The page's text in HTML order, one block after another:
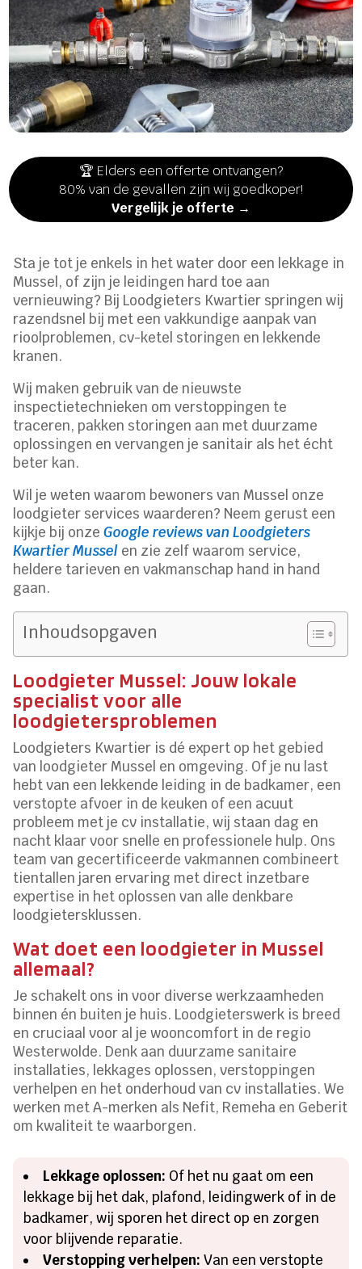
🏆 Elders een offerte ontvangen?
80% van de gevallen zijn wij goedkoper!
Vergelijk je offerte →
Sta je tot je enkels in het water door een lekkage in
Mussel, of zijn je leidingen hard toe aan
vernieuwing? Bij Loodgieters Kwartier springen wij
razendsnel bij met een vakkundige aanpak van
rioolproblemen, cv-ketel storingen en lekkende
kranen.
Wij maken gebruik van de nieuwste
inspectietechnieken om verstoppingen te
traceren, pakken storingen aan met duurzame
oplossingen en vervangen je sanitair als het écht
beter kan.
Wil je weten waarom bewoners van Mussel onze
loodgieter services waarderen? Neem gerust een
kijkje bij onzeGoogle reviews van Loodgieters
Kwartier Mussel en zie zelf waarom service,
heldere tarieven en vakmanschap hand in hand
gaan.
Inhoudsopgaven
Loodgieter Mussel: Jouw lokale
specialist voor alle
loodgietersproblemen
Loodgieters Kwartier is dé expert op het gebied
van loodgieter Mussel en omgeving. Of je nu last
hebt van een lekkende leiding in de badkamer, een
verstopte afvoer in de keuken of een acuut
probleem met je cv installatie, wij staan dag en
nacht klaar voor snelle en professionele hulp. Ons
team van gecertificeerde vakmannen combineert
tientallen jaren ervaring met direct inzetbare
expertise in het oplossen van alle denkbare
loodgietersklussen.
Wat doet een loodgieter in Mussel
allemaal?
Je schakelt ons in voor diverse werkzaamheden
binnen én buiten je huis. Loodgieterswerk is breed
en cruciaal voor al je wooncomfort in de regio
Westerwolde. Denk aan duurzame sanitaire
installaties, lekkages oplossen, verstoppingen
verhelpen en het onderhoud van cv installaties. We
werken met A-merken als Nefit, Remeha en Geberit
om kwaliteit te waarborgen.
Lekkage oplossen: Of het nu gaat om een
lekkage bij het dak, plafond, leidingwerk of in de
badkamer, wij sporen het direct op en zorgen
voor blijvende reparatie.
Verstopping verhelpen: Van een verstopte